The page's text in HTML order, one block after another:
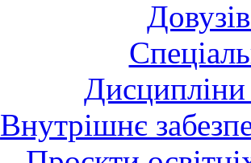
Внутрішнє